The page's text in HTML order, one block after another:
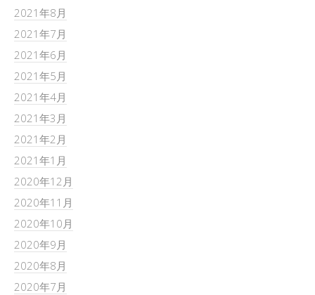
2021年8月
2021年7月
2021年6月
2021年5月
2021年4月
2021年3月
2021年2月
2021年1月
2020年12月
2020年11月
2020年10月
2020年9月
2020年8月
2020年7月